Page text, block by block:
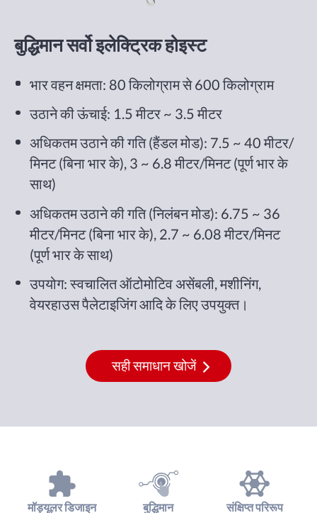
बुद्धिमान सर्वो इलेक्ट्रिक होइस्ट
भार वहन क्षमता: 80 किलोग्राम से 600 किलोग्राम
उठाने की ऊंचाई: 1.5 मीटर ~ 3.5 मीटर
अधिकतम उठाने की गति (हैंडल मोड): 7.5 ~ 40 मीटर/
मिनट (बिना भार के), 3 ~ 6.8 मीटर/मिनट (पूर्ण भार के
साथ)
अधिकतम उठाने की गति (निलंबन मोड): 6.75 ~ 36
मीटर/मिनट (बिना भार के), 2.7 ~ 6.08 मीटर/मिनट
(पूर्ण भार के साथ)
उपयोग: स्वचालित ऑटोमोटिव असेंबली, मशीनिंग,
वेयरहाउस पैलेटाइजिंग आदि के लिए उपयुक्त।
सही समाधान खोजें
मॉड्यूलर डिजाइन बुद्धिमान संक्षिप्त परिरूप